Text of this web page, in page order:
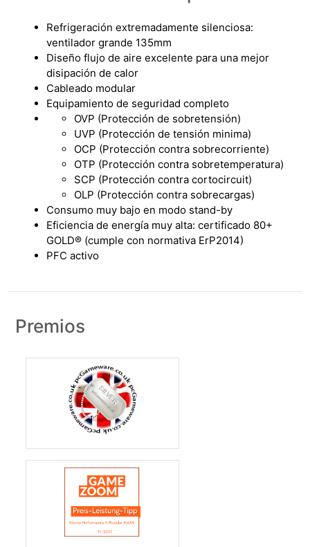
Refrigeración extremadamente silenciosa:
ventilador grande 135mm
Diseño flujo de aire excelente para una mejor
disipación de calor
Cableado modular
Equipamiento de seguridad completo
OVP (Protección de sobretensión)
UVP (Protección de tensión minima)
OCP (Protección contra sobrecorriente)
OTP (Protección contra sobretemperatura)
SCP (Protección contra cortocircuit)
OLP (Protección contra sobrecargas)
Consumo muy bajo en modo stand-by
Eficiencia de energía muy alta: certificado 80+
GOLD® (cumple con normativa ErP2014)
PFC activo
Premios